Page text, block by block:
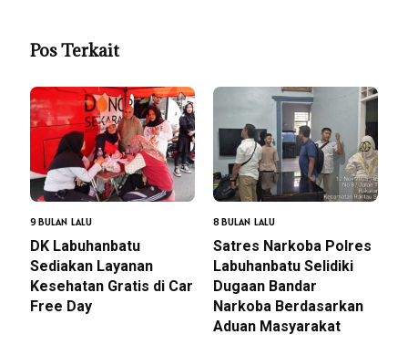
Pos Terkait
9 BULAN LALU
DK Labuhanbatu
Sediakan Layanan
Kesehatan Gratis di Car
Free Day
8 BULAN LALU
Satres Narkoba Polres
Labuhanbatu Selidiki
Dugaan Bandar
Narkoba Berdasarkan
Aduan Masyarakat